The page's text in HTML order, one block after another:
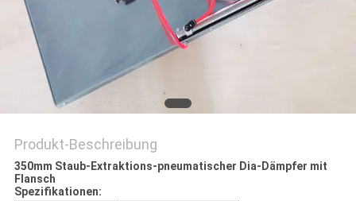
Produkt-Beschreibung
350mm Staub-Extraktions-pneumatischer Dia-Dämpfer mit
Flansch
Spezifikationen: